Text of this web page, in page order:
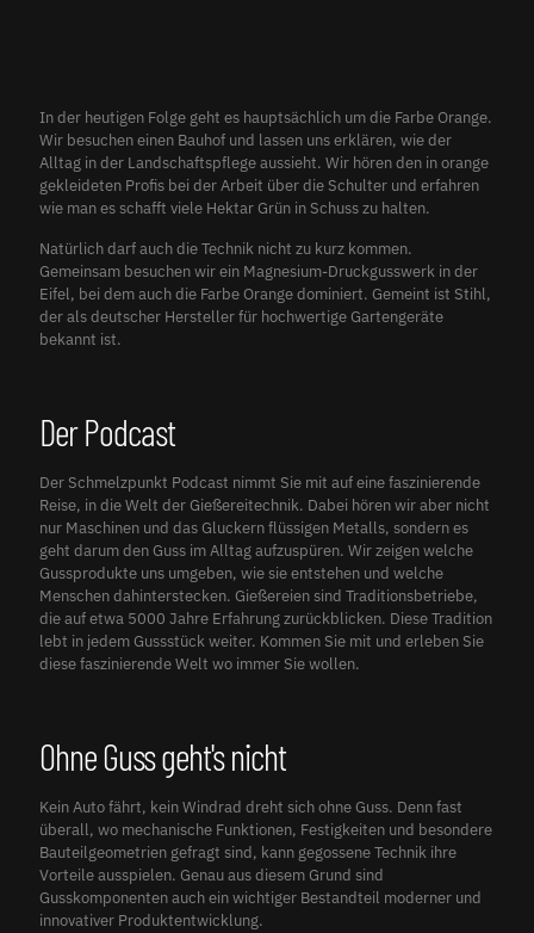
In der heutigen Folge geht es hauptsächlich um die Farbe Orange.
Wir besuchen einen Bauhof und lassen uns erklären, wie der
Alltag in der Landschaftspflege aussieht. Wir hören den in orange
gekleideten Profis bei der Arbeit über die Schulter und erfahren
wie man es schafft viele Hektar Grün in Schuss zu halten.
Natürlich darf auch die Technik nicht zu kurz kommen.
Gemeinsam besuchen wir ein Magnesium-Druckgusswerk in der
Eifel, bei dem auch die Farbe Orange dominiert. Gemeint ist Stihl,
der als deutscher Hersteller für hochwertige Gartengeräte
bekannt ist.
Der Podcast
Der Schmelzpunkt Podcast nimmt Sie mit auf eine faszinierende
Reise, in die Welt der Gießereitechnik. Dabei hören wir aber nicht
nur Maschinen und das Gluckern flüssigen Metalls, sondern es
geht darum den Guss im Alltag aufzuspüren. Wir zeigen welche
Gussprodukte uns umgeben, wie sie entstehen und welche
Menschen dahinterstecken. Gießereien sind Traditionsbetriebe,
die auf etwa 5000 Jahre Erfahrung zurückblicken. Diese Tradition
lebt in jedem Gussstück weiter. Kommen Sie mit und erleben Sie
diese faszinierende Welt wo immer Sie wollen.
Ohne Guss geht's nicht
Kein Auto fährt, kein Windrad dreht sich ohne Guss. Denn fast
überall, wo mechanische Funktionen, Festigkeiten und besondere
Bauteilgeometrien gefragt sind, kann gegossene Technik ihre
Vorteile ausspielen. Genau aus diesem Grund sind
Gusskomponenten auch ein wichtiger Bestandteil moderner und
innovativer Produktentwicklung.